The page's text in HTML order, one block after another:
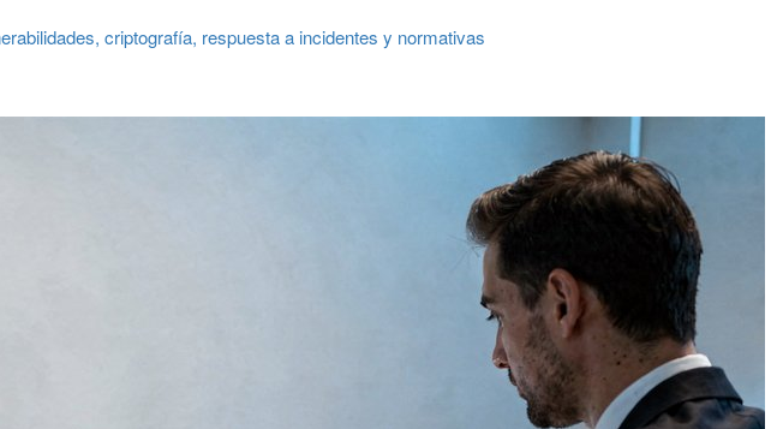
criptografía, respuesta a incidentes y normativas